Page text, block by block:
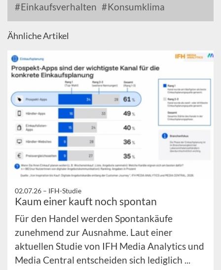
Einkaufsverhalten Konsumklima
Ähnliche Artikel
02.07.26 – IFH-Studie
Kaum einer kauft noch spontan
Für den Handel werden Spontankäufe
zunehmend zur Ausnahme. Laut einer
aktuellen Studie von IFH Media Analytics und
Media Central entscheiden sich lediglich ...